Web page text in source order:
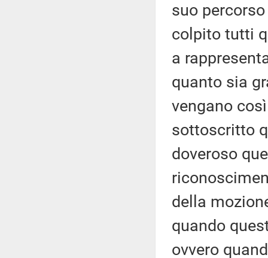
suo
colpito tutti
a
quanto sia
vengano
sottoscritto
doveroso
della
quando
ovvero